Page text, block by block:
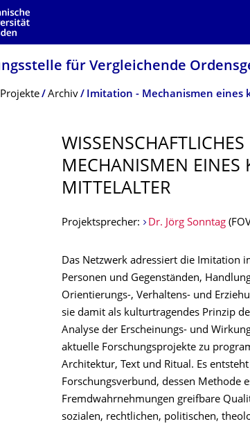
für Vergleichende
Menü
Projekte Archiv Imitation - Mechanismen
MECHANISMEN EINES
MITTELALTER
Projektsprecher: Dr. Jörg Sonntag
Das Netzwerk adressiert die Imitation
Personen und Gegenständen,
Orientierungs-, Verhaltens- und
sie damit als kulturtragendes Prinzip
Analyse der Erscheinungs- und
aktuelle Forschungsprojekte zu
Architektur, Text und Ritual. Es
Forschungsverbund, dessen Methode
Fremdwahrnehmungen greifbare
sozialen, rechtlichen, politischen,